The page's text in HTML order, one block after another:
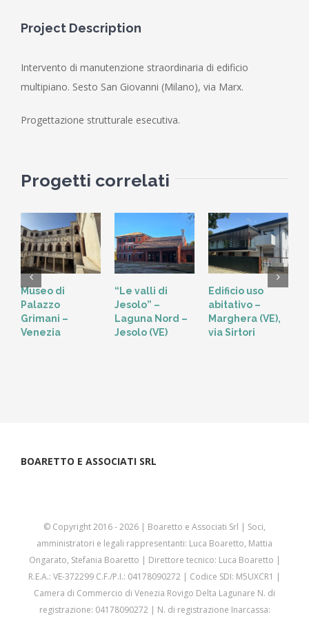
Project Description
Intervento di manutenzione straordinaria di edificio
multipiano. Sesto San Giovanni (Milano), via Marx.
Progettazione strutturale esecutiva.
Progetti correlati
Museo di
Palazzo
Grimani –
Venezia
“Le valli di
Jesolo” –
Laguna Nord –
Jesolo (VE)
Edificio uso
abitativo –
Marghera (VE),
via Sirtori
BOARETTO E ASSOCIATI SRL
© Copyright 2016 -2026 | Boaretto e Associati Srl | Soci,
amministratori e legali rappresentanti: Luca Boaretto, Mattia
Ongarato, Stefania Boaretto | Direttore tecnico: Luca Boaretto |
R.E.A.: VE-372299 C.F./P.I.: 04178090272 | Codice SDI: M5UXCR1 |
Camera di Commercio di Venezia Rovigo Delta Lagunare N. di
registrazione: 04178090272 | N. di registrazione Inarcassa: